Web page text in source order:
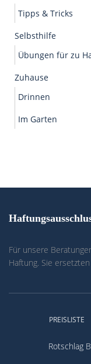
Tipps & Tricks
Selbsthilfe
Übungen für zu
Zuhause
Drinnen
Im Garten
Für unsere
Haftung. Sie
PREISLISTE
Rotschlag